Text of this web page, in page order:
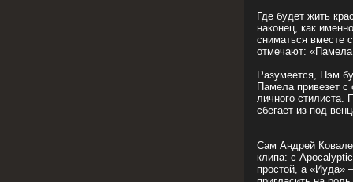
Где будет жить
наконец, как
сниматься вместе
отмечают: «Памела
Разумеется, Пэм
Памела привезет с
личного стилиста.
сбегает из-под
Сам Андрей
клипа: с
простой, а «Иуда»